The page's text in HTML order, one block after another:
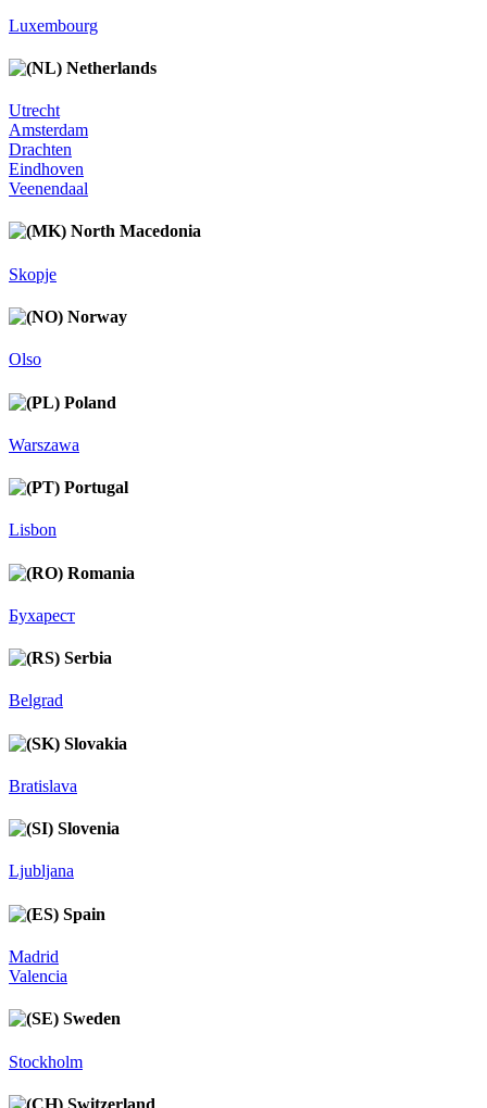
Luxembourg
Netherlands
Utrecht
Amsterdam
Drachten
Eindhoven
Veenendaal
North Macedonia
Skopje
Norway
Olso
Poland
Warszawa
Portugal
Lisbon
Romania
Бухарест
Serbia
Belgrad
Slovakia
Bratislava
Slovenia
Ljubljana
Spain
Madrid
Valencia
Sweden
Stockholm
Switzerland